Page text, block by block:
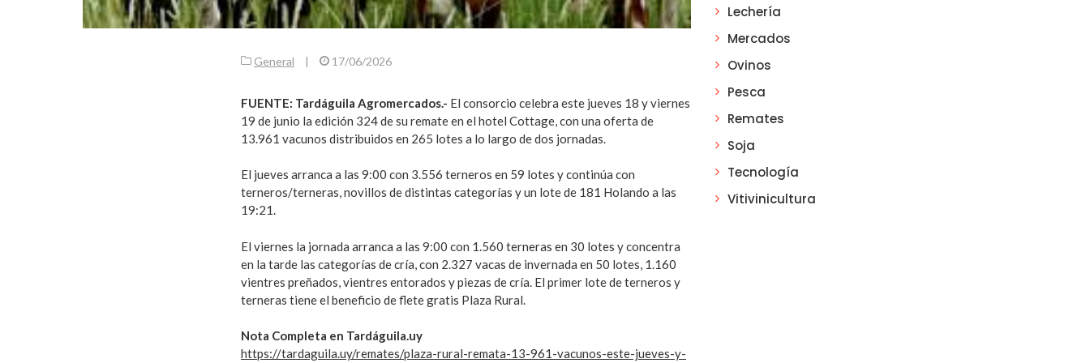
General | 17/06/2026
FUENTE: Tardáguila Agromercados.- El consorcio celebra este jueves 18 y viernes
19 de junio la edición 324 de su remate en el hotel Cottage, con una oferta de
13.961 vacunos distribuidos en 265 lotes a lo largo de dos jornadas.
El jueves arranca a las 9:00 con 3.556 terneros en 59 lotes y continúa con
terneros/terneras, novillos de distintas categorías y un lote de 181 Holando a las
19:21.
El viernes la jornada arranca a las 9:00 con 1.560 terneras en 30 lotes y concentra
en la tarde las categorías de cría, con 2.327 vacas de invernada en 50 lotes, 1.160
vientres preñados, vientres entorados y piezas de cría. El primer lote de terneros y
terneras tiene el beneficio de flete gratis Plaza Rural.
Nota Completa en Tardáguila.uy
https://tardaguila.uy/remates/plaza-rural-remata-13-961-vacunos-este-jueves-y-
Lechería
Mercados
Ovinos
Pesca
Remates
Soja
Tecnología
Vitivinicultura